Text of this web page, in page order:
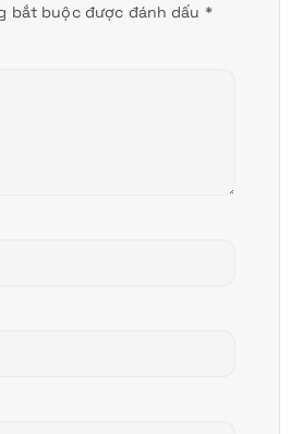
bắt buộc được đánh dấu *